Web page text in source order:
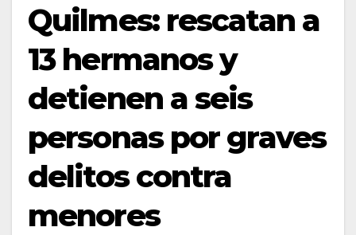
Quilmes: rescatan a
13 hermanos y
detienen a seis
personas por graves
delitos contra
menores